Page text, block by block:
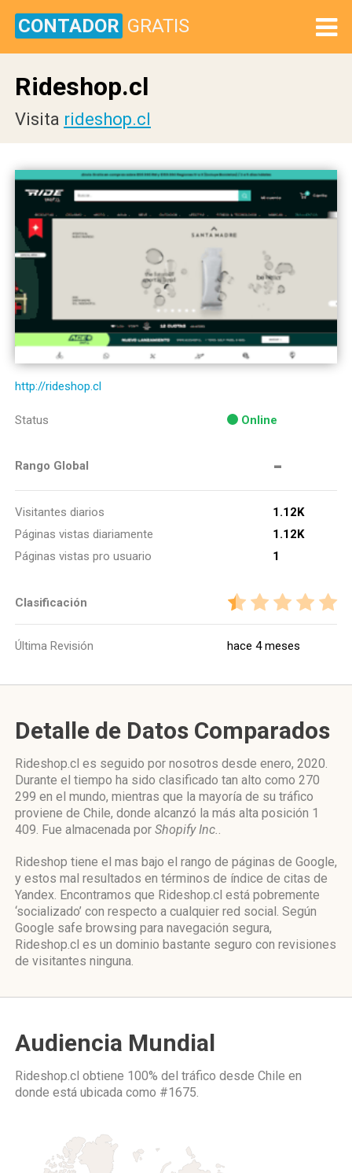
CONTADOR GRATIS
Rideshop.cl
Visita rideshop.cl
http://rideshop.cl
Status Online
Rango Global -
Visitantes diarios
1.12K
Páginas vistas diariamente
1.12K
Páginas vistas pro usuario
1
Clasificación
Última Revisión hace 4 meses
Detalle de Datos Comparados
Rideshop.cl es seguido por nosotros desde enero, 2020.
Durante el tiempo ha sido clasificado tan alto como 270
299 en el mundo, mientras que la mayoría de su tráfico
proviene de Chile, donde alcanzó la más alta posición 1
409. Fue almacenada por Shopify Inc..
Rideshop tiene el mas bajo el rango de páginas de Google,
y estos mal resultados en términos de índice de citas de
Yandex. Encontramos que Rideshop.cl está pobremente
‘socializado’ con respecto a cualquier red social. Según
Google safe browsing para navegación segura,
Rideshop.cl es un dominio bastante seguro con revisiones
de visitantes ninguna.
Audiencia Mundial
Rideshop.cl obtiene 100% del tráfico desde Chile en
donde está ubicada como #1675.